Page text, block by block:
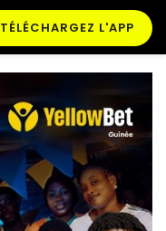
TÉLÉCHARGEZ L'APP